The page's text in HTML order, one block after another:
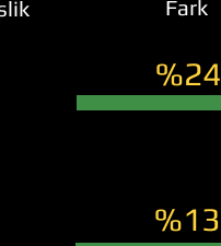
Fark
%24
%13